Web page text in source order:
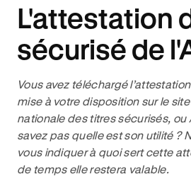
L'attestation
sécurisé de
Vous avez téléchargé
mise à votre disposition sur le site
nationale des titres sécurisés, ou
savez pas quelle est son utilité ?
vous indiquer à quoi sert cette
de temps elle restera valable.